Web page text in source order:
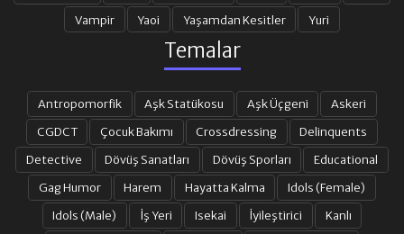
Vampir
Yaoi Yaşamdan Kesitler Yuri
Temalar
Antropomorfik Aşk Statükosu Aşk Üçgeni
Askeri
CGDCT
Çocuk Bakımı Crossdressing
Delinquents
Detective
Dövüş Sanatları Dövüş Sporları
Educational
Gag Humor
Harem Hayatta Kalma
Idols (Female)
Idols (Male)
İş Yeri Isekai İyileştirici
Kanlı